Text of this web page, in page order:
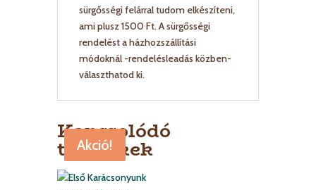
sürgősségi felárral tudom elkészíteni,
ami plusz 1500 Ft. A sürgősségi
rendelést a házhozszállítási
módoknál -rendelésleadás közben-
választhatod ki.
Kapcsolódó
termékek
Akció!
Akció!
Akció!